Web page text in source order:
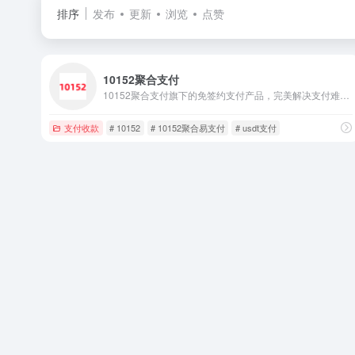
排序 发布 更新 浏览 点赞
10152聚合支付
支付收款 # 10152 # 10152聚合易支付 # usdt支付